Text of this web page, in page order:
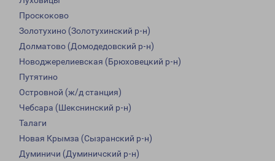
Проскоково
Золотухино (Золотухинский р-н)
Долматово (Домодедовский р-н)
Новоджерелиевская (Брюховецкий р-н)
Путятино
Островной (ж/д станция)
Чебсара (Шекснинский р-н)
Талаги
Новая Крымза (Сызранский р-н)
Думиничи (Думиничский р-н)